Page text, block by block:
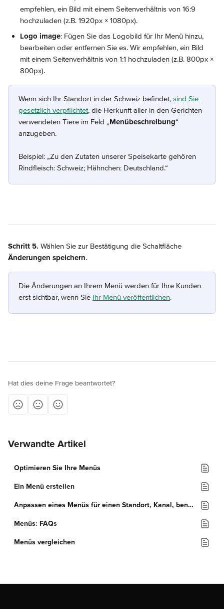
empfehlen, ein Bild mit einem Seitenverhältnis von 16:9
hochzuladen (z.B. 1920px × 1080px).
Logo image: Fügen Sie das Logobild für Ihr Menü hinzu,
bearbeiten oder entfernen Sie es. Wir empfehlen, ein Bild
mit einem Seitenverhältnis von 1:1 hochzuladen (z.B. 800px ×
800px).
Wenn sich Ihr Standort in der Schweiz befindet, sind Sie
gesetzlich verpflichtet, die Herkunft aller in den Gerichten
verwendeten Tiere im Feld „Menübeschreibung“
anzugeben.
Beispiel: „Zu den Zutaten unserer Speisekarte gehören
Rindfleisch: Schweiz; Hähnchen: Deutschland.“
Schritt 5. Wählen Sie zur Bestätigung die Schaltfläche
Änderungen speichern.
Die Änderungen an Ihrem Menü werden für Ihre Kunden
erst sichtbar, wenn Sie Ihr Menü veröffentlichen.
Hat dies deine Frage beantwortet?
Verwandte Artikel
Optimieren Sie Ihre Menüs
Ein Menü erstellen
Anpassen eines Menüs für einen Standort, Kanal, benutzerdefinierten Tag oder Auftragstyp
Menüs: FAQs
Menüs vergleichen